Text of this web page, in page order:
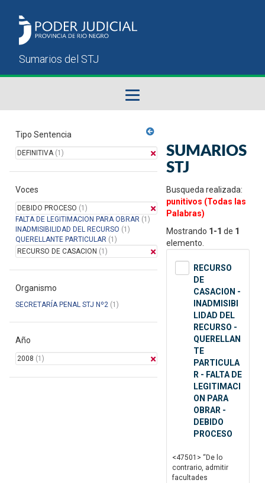
Sumarios del STJ
Manual del Usuario
Tipo Sentencia
DEFINITIVA(1)
Voces
DEBIDO PROCESO (1)
FALTA DE LEGITIMACION PARA OBRAR (1)
INADMISIBILIDAD DEL RECURSO (1)
QUERELLANTE PARTICULAR (1)
RECURSO DE CASACION (1)
Organismo
SECRETARÍA PENAL STJ Nº2 (1)
Año
2008 (1)
SUMARIOS
STJ
Busqueda realizada:
punitivos (Todas las
Palabras)
Mostrando 1-1 de 1
elemento.
RECURSO
DE
CASACION -
INADMISIBI
LIDAD DEL
RECURSO -
QUERELLAN
TE
PARTICULA
R - FALTA DE
LEGITIMACI
ON PARA
OBRAR -
DEBIDO
PROCESO
<47501> “De lo
contrario, admitir
facultades